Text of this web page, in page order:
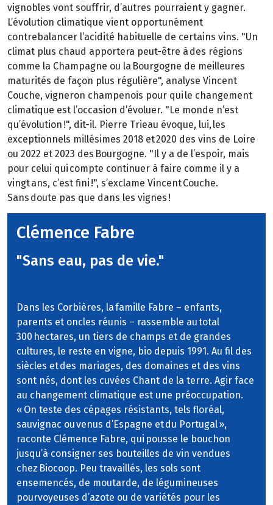
vignobles vont souffrir, d’autres pourraient y gagner.
L’évolution climatique vient opportunément
contrebalancer l’acidité habituelle de certains vins. "Un
climat plus chaud apportera peut-être à des régions
comme la Champagne ou la Bourgogne de meilleures
maturités de façon plus régulière", analyse Vincent
Couche, vigneron champenois pour qui le changement
climatique est l’occasion d’évoluer. "Le monde n’est
qu’évolution !", dit-il. Pierre Trieau évoque, lui, les
exceptionnels millésimes 2018 et 2020 des vins de Loire
ou 2022 et 2023 des Bourgogne. "Il y a de l’espoir, mais
pour celui qui compte continuer à faire comme il y a
vingt ans, c’est fini !", s’exclame Vincent Couche.
Sans doute pas que dans les vignes !
Clémence Fabre
"Sans eau, pas de vie."
Dans les Corbières, la famille Fabre – enfants,
parents et oncles réunis – rassemble au total
300 hectares, un tiers de champs et de grandes
cultures, le reste en vigne, bio depuis 1991. Au fil des
siècles et des mariages, des domaines et des vins
sont nés, dont les cuvées Chant de la terre. Agir face
au changement climatique est une préoccupation.
« On teste des cépages résistants, tels floréal,
sauvignac ou venus d’Espagne et du Portugal »,
raconte Clémence Fabre, qui pousse le bouchon
jusqu’à consigner ses bouteilles de vin vendues
chez Biocoop. Peu travaillés, les sols sont
ensemencés, de moutarde, de légumineuses
pourvoyeuses d’azote ou de variétés pour les